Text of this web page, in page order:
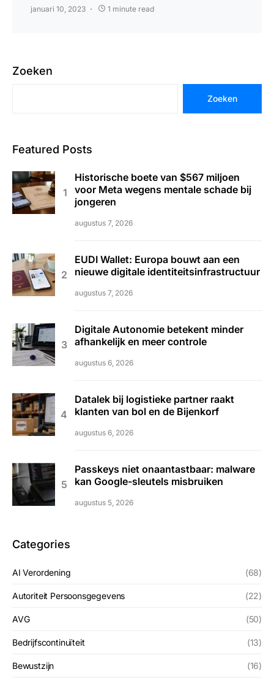
januari 10, 2023 1 minute read
Zoeken
Zoeken
Featured Posts
Historische boete van $567 miljoen
voor Meta wegens mentale schade bij
jongeren
augustus 7, 2026
EUDI Wallet: Europa bouwt aan een
nieuwe digitale identiteitsinfrastructuur
augustus 7, 2026
Digitale Autonomie betekent minder
afhankelijk en meer controle
augustus 6, 2026
Datalek bij logistieke partner raakt
klanten van bol en de Bijenkorf
augustus 6, 2026
Passkeys niet onaantastbaar: malware
kan Google-sleutels misbruiken
augustus 5, 2026
Categories
AI Verordening (68)
Autoriteit Persoonsgegevens (22)
AVG (50)
Bedrijfscontinuïteit (13)
Bewustzijn (16)